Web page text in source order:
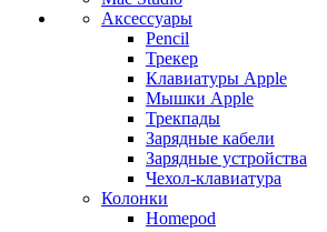
Аксессуары
Pencil
Трекер
Клавиатуры Apple
Мышки Apple
Трекпады
Зарядные кабели
Зарядные устройства
Чехол-клавиатура
Колонки
Homepod